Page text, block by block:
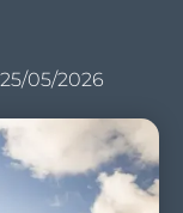
25/05/2026